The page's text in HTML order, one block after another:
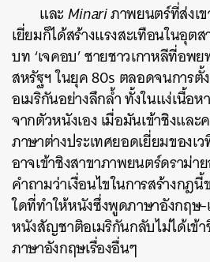
และMinariภาพยนตร์ที่ส่งเ
เยี่ยมก็ได้สร้างแรงสะเทือนในอุต
บท ‘เจคอบ’ ชายชาวเกาหลีที่อพ
สหรัฐฯ ในยุค 80s ตลอดจนการ
อเมริกันอย่างลึกล้ำ ทั้งในแง่เนื้อ
จากตัวหนังเอง เมื่อมันเข้าชิงแล
ภาษาต่างประเทศยอดเยี่ยมของเ
อาจเข้าชิงสาขาภาพยนตร์ดราม่า
คำถามว่าเงื่อนไขในการสร้างกฎ
ใดที่ทำให้หนังซึ่งพูดภาษาอังกฤษ
หนังสัญชาติอเมริกันกลับไม่ได้เข้
ภาษาอังกฤษเรื่องอื่นๆ